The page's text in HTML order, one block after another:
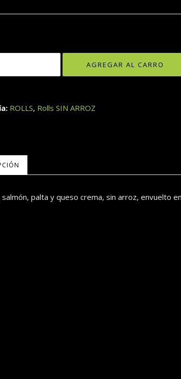
ROLLS, Rolls SIN ARROZ
salmón, palta y queso crema, sin arroz, envuelto